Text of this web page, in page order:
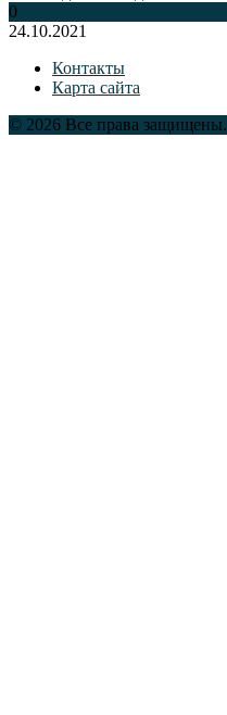
0
24.10.2021
Контакты
Карта сайта
© 2026 Все права защищены.